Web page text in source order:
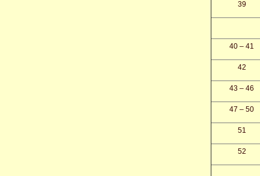
39
40 – 41
42
43 – 46
47 – 50
51
52